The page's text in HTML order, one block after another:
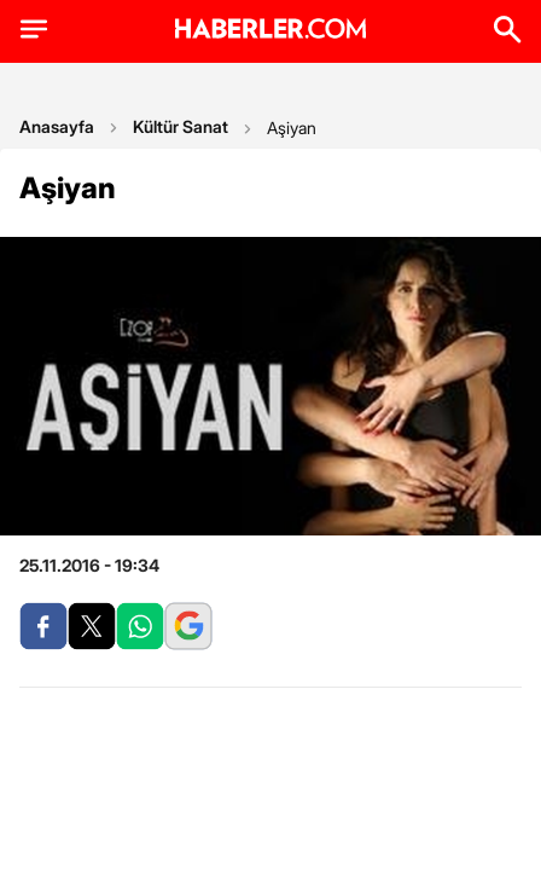
Anasayfa Kültür Sanat Aşiyan
Aşiyan
25.11.2016 - 19:34